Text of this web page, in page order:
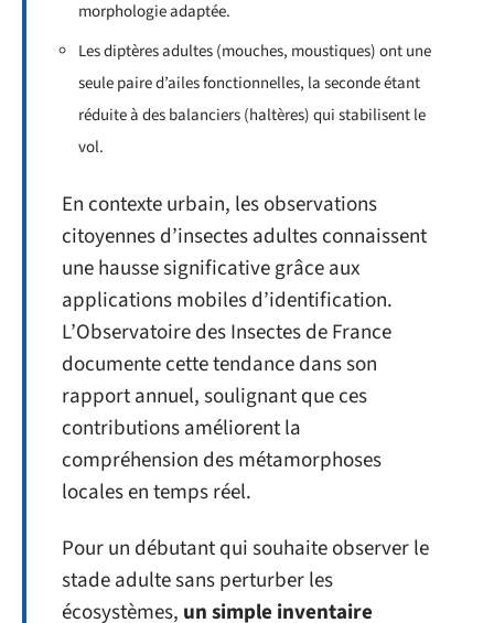
morphologie adaptée.
Les diptères adultes (mouches, moustiques) ont une
seule paire d’ailes fonctionnelles, la seconde étant
réduite à des balanciers (haltères) qui stabilisent le
vol.
En contexte urbain, les observations
citoyennes d’insectes adultes connaissent
une hausse significative grâce aux
applications mobiles d’identification.
L’Observatoire des Insectes de France
documente cette tendance dans son
rapport annuel, soulignant que ces
contributions améliorent la
compréhension des métamorphoses
locales en temps réel.
Pour un débutant qui souhaite observer le
stade adulte sans perturber les
écosystèmes, un simple inventaire